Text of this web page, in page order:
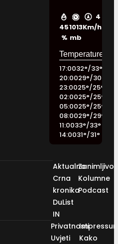
45
%
1013
mb
4
Km/h
17:0032°/33°
20:0029°/30
23:0025°/25°
02:0025°/25°
05:0025°/25°
08:0029°/29°
11:0033°/33°
14:0031°/31°
Aktualno
Crna
kronika
DuList
IN
Kolumne
Podcast
Privatnosti
Uvjeti
Kako